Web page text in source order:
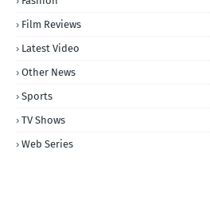
Film Reviews
Latest Video
Other News
Sports
TV Shows
Web Series